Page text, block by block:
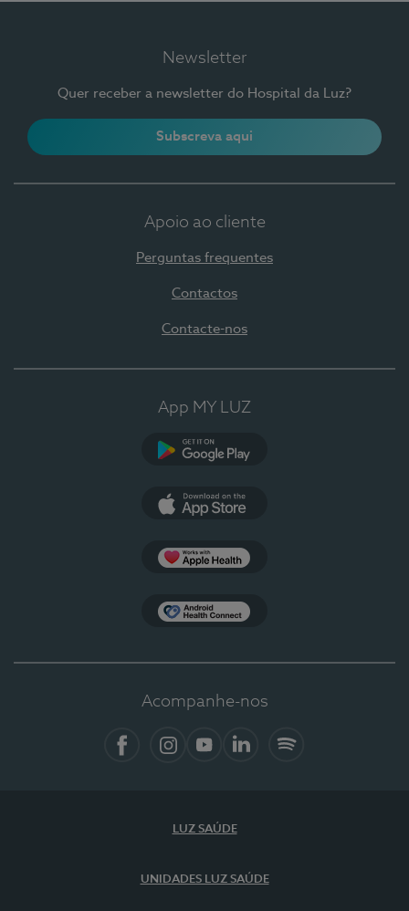
Newsletter
Quer receber a newsletter do Hospital da Luz?
Subscreva aqui
Apoio ao cliente
Perguntas frequentes
Contactos
Contacte-nos
App MY LUZ
Acompanhe-nos
LUZ SAÚDE
UNIDADES LUZ SAÚDE